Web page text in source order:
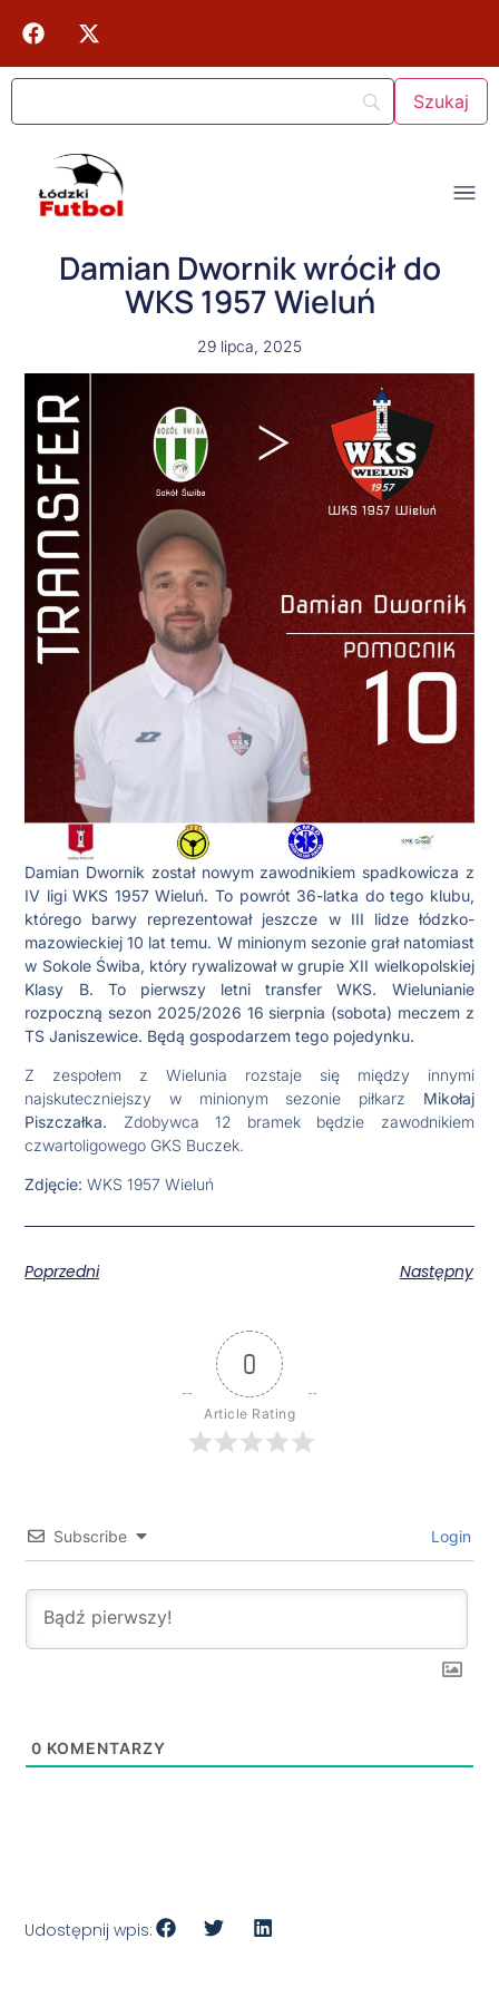
Damian Dwornik wrócił do
WKS 1957 Wieluń
29 lipca, 2025
Damian Dwornik został nowym zawodnikiem spadkowicza z
IV ligi WKS 1957 Wieluń. To powrót 36-latka do tego klubu,
którego barwy reprezentował jeszcze w III lidze łódzko-
mazowieckiej 10 lat temu. W minionym sezonie grał natomiast
w Sokole Świba, który rywalizował w grupie XII wielkopolskiej
Klasy B. To pierwszy letni transfer WKS. Wielunianie
rozpoczną sezon 2025/2026 16 sierpnia (sobota) meczem z
TS Janiszewice. Będą gospodarzem tego pojedynku.
Z zespołem z Wielunia rozstaje się między innymi
najskuteczniejszy w minionym sezonie piłkarz Mikołaj
Piszczałka. Zdobywca 12 bramek będzie zawodnikiem
czwartoligowego GKS Buczek.
Zdjęcie:WKS 1957 Wieluń
Poprzedni Następny
0
Article Rating
Subscribe Login
0 KOMENTARZY
Udostępnij wpis: